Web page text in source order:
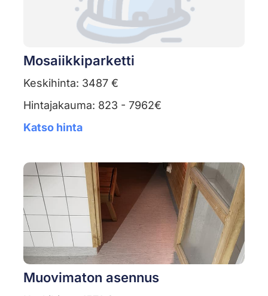
Mosaiikkiparketti
Keskihinta: 3487 €
Hintajakauma: 823 - 7962€
Katso hinta
Muovimaton asennus